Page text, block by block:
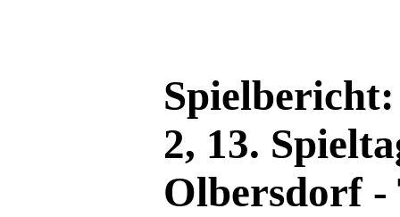
2, 13.
Olbersdorf -